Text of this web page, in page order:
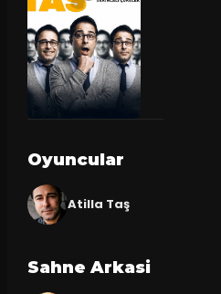
Oyuncular
Atilla Taş
Sahne Arkasi